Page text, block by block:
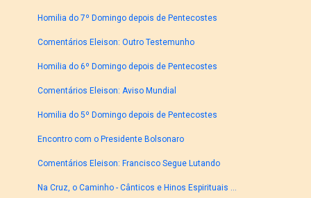
Homilia do 7º Domingo depois de Pentecostes
Comentários Eleison: Outro Testemunho
Homilia do 6º Domingo depois de Pentecostes
Comentários Eleison: Aviso Mundial
Homilia do 5º Domingo depois de Pentecostes
Encontro com o Presidente Bolsonaro
Comentários Eleison: Francisco Segue Lutando
Na Cruz, o Caminho - Cânticos e Hinos Espirituais ...